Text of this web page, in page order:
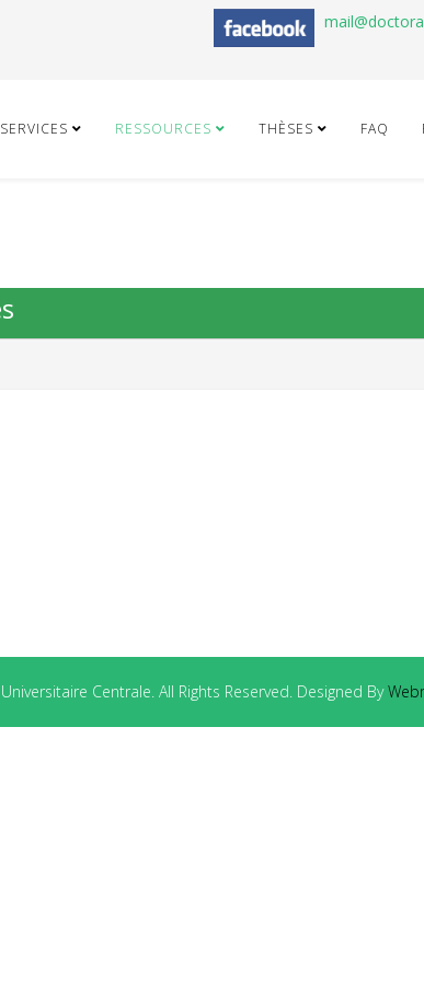
SERVICES RESSOURCES THÈSES FAQ
Centrale. All Rights Reserved. Designed By